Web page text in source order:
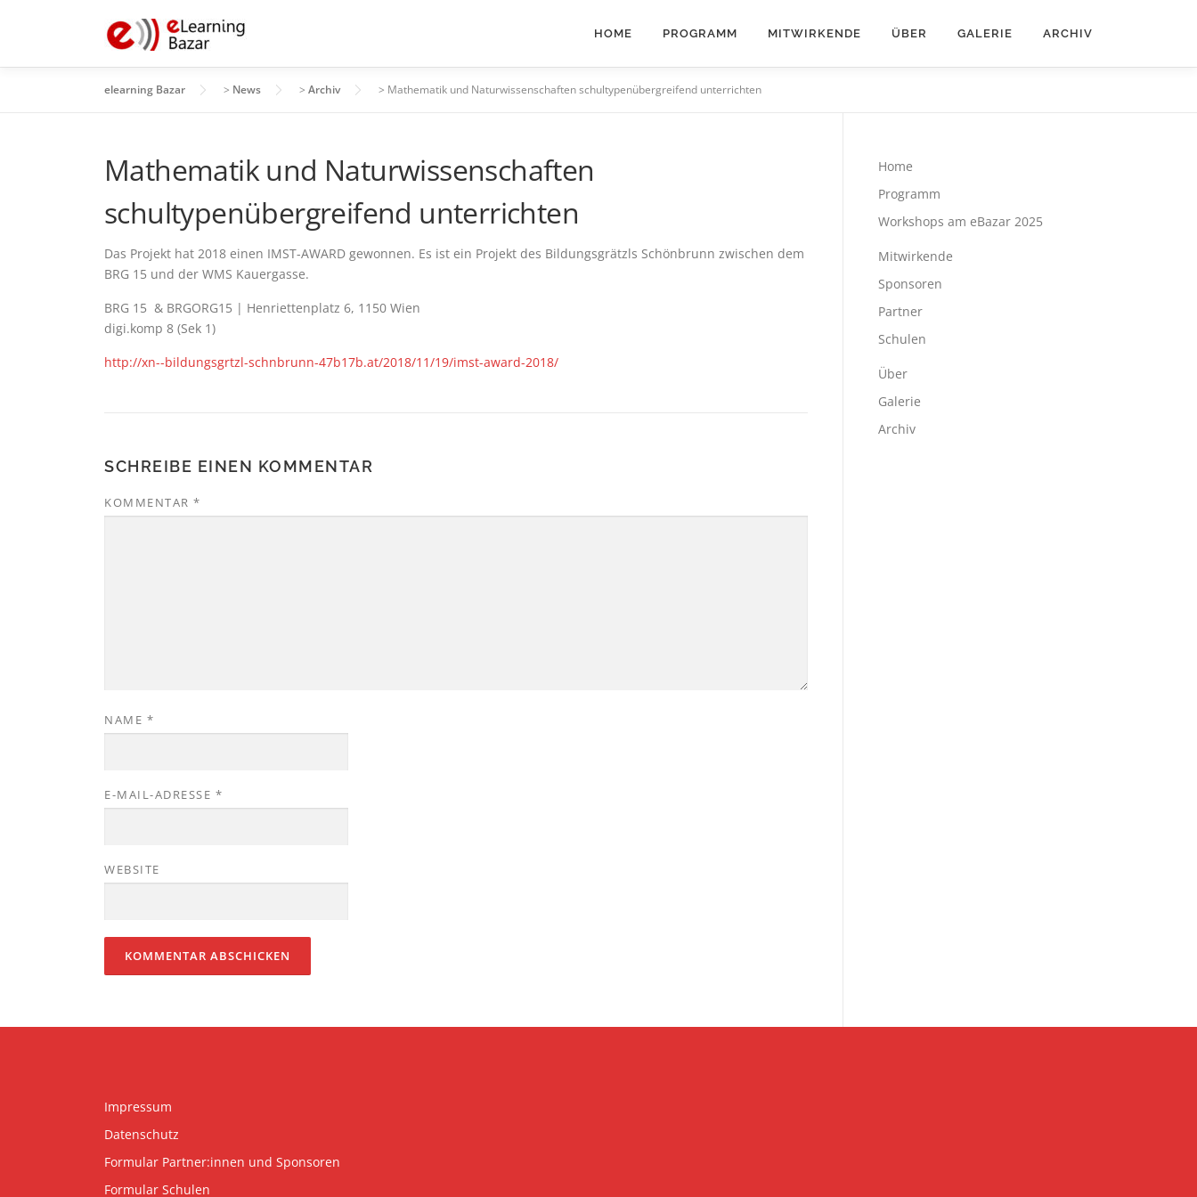
HOME PROGRAMM MITWIRKENDE ÜBER GALERIE ARCHIV
elearning Bazar > News > Archiv > Mathematik und Naturwissenschaften schultypenübergreifend unterrichten
Mathematik und Naturwissenschaften
schultypenübergreifend unterrichten
Das Projekt hat 2018 einen IMST-AWARD gewonnen. Es ist ein Projekt des Bildungsgrätzls Schönbrunn zwischen dem
BRG 15 und der WMS Kauergasse.
BRG 15 & BRGORG15 | Henriettenplatz 6, 1150 Wien
digi.komp 8 (Sek 1)
http://xn--bildungsgrtzl-schnbrunn-47b17b.at/2018/11/19/imst-award-2018/
SCHREIBE EINEN KOMMENTAR
KOMMENTAR *
NAME *
E-MAIL-ADRESSE *
WEBSITE
Home
Programm
Workshops am eBazar 2025
Mitwirkende
Sponsoren
Partner
Schulen
Über
Galerie
Archiv
Impressum
Datenschutz
Formular Partner:innen und Sponsoren
Formular Schulen